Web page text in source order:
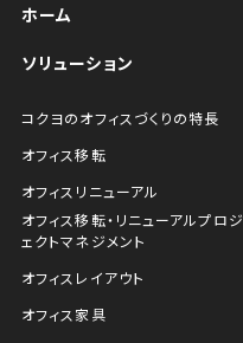
ホーム
ソリューション
コクヨのオフィスづくりの特長
オフィス移転
オフィスリニューアル
オフィス移転・リニューアルプロジ
ェクトマネジメント
オフィスレイアウト
オフィス家具